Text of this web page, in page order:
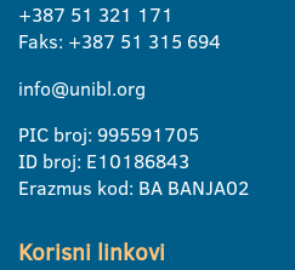
+387 51 321 171
Faks: +387 51 315 694
info@unibl.org
PIC broj: 995591705
ID broj: E10186843
Erazmus kod: BA BANJA02
Korisni linkovi